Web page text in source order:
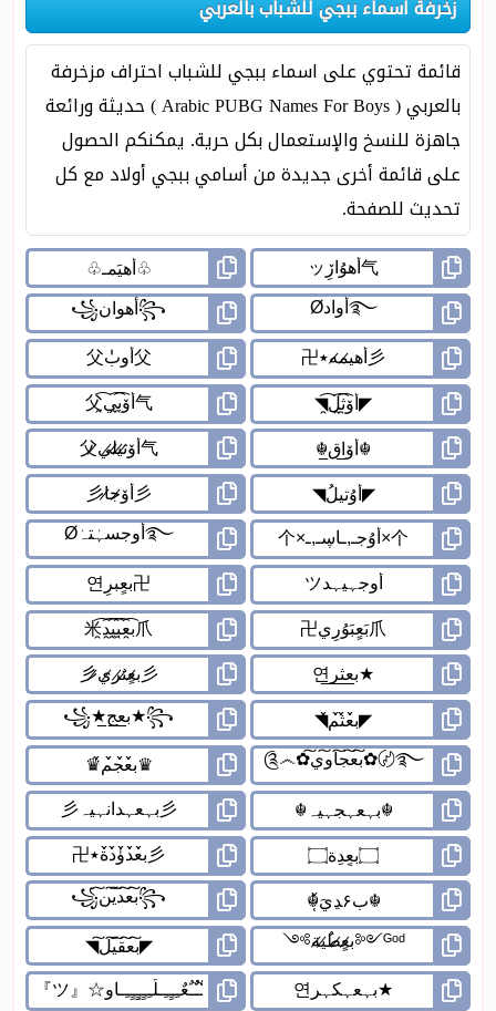
زخرفة اسماء ببجي للشباب بالعربي
قائمة تحتوي على اسماء ببجي للشباب احتراف مزخرفة
بالعربي ( Arabic PUBG Names For Boys ) حديثة ورائعة
جاهزة للنسخ والإستعمال بكل حرية. يمكنكم الحصول
على قائمة أخرى جديدة من أسامي ببجي أولاد مع كل
تحديث للصفحة.